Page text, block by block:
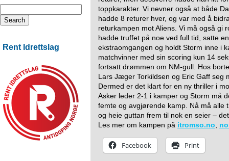
Rent Idrettslag
toppkarakter. Vi nevner også at både
hadde 8 returer hver, og var med å
returkampen mot Aliens. Vi må også gi
hadde truffet på noe ved full tid, satte
ekstraomgangen og holdt Storm inne i
matchvinner med sin scoring kun 14
fortsatt drømmen om NM-gull. Hos
Lars Jæger Torkildsen og Eric Gaff seg
Dermed er det klart for en ny thriller i
Asker leder 2-1 i kamper og Storm må
femte og avgjørende kamp. Nå må
og heie guttan frem til nok en seier –
Les mer om kampen på itromso.no
Facebook Print